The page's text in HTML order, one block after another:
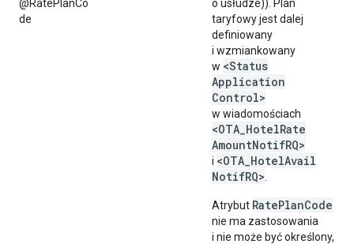
@RatePlanCo
de
o usłudze)). Plan
taryfowy jest dalej
definiowany
i wzmiankowany
w <Status
Application
Control>
w wiadomościach
<OTA HotelRate
AmountNotifRQ>
i <OTA HotelAvail
NotifRQ>
Atrybut RatePlanCode
nie ma zastosowania
i nie może być określony,